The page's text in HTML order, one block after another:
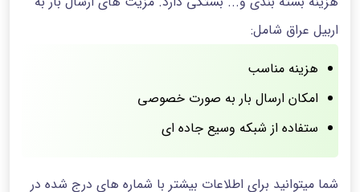
اربیل عراق شامل:
هزینه مناسب
امکان ارسال بار به صورت خصوصی
ستفاده از شبکه وسیع جاده ای
شما میتوانید برای اطلاعات بیشتر با شماره های درج شده در